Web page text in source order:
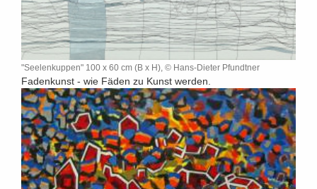
"Seelenkuppen" 100 x 60 cm (B x H), © Hans-Dieter Pfundtner
Fadenkunst - wie Fäden zu Kunst werden.